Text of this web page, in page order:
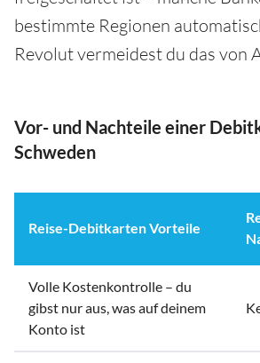
bestimmte Regionen
Revolut vermeidest du das von
Vor- und Nachteile einer
Schweden
Reise-Debitkarten Vorteile
Volle Kostenkontrolle – du
gibst nur aus, was auf deinem
Konto ist